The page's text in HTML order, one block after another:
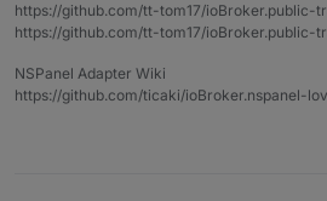
https://github.com/tt-tom17/ioBroker.public-
https://github.com/tt-tom17/ioBroker.public-
NSPanel Adapter Wiki
https://github.com/ticaki/ioBroker.nspanel-